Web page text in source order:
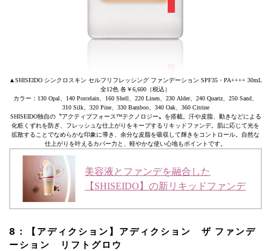
▲SHISEIDO シンクロスキン セルフリフレッシング ファンデーション SPF35・PA++++ 30mL
全12色 各￥6,600（税込）
カラー：130 Opal、140 Porcelain、160 Shell、220 Linen、230 Alder、240 Quartz、250 Sand、
310 Silk、320 Pine、330 Bamboo、340 Oak、360 Citrine
SHISEIDO独自の〝アクティブフォース™テクノロジー〟を搭載。汗や皮脂、動きなどによる
化粧くずれを防ぎ、フレッシュな仕上がりをキープするリキッドファンデ。肌に応じて光を
拡散することでなめらかな印象に導き、余分な皮脂を吸収して輝きをコントロール。自然な
仕上がりを叶えるカバー力と、軽やかな使い心地もポイントです。
美容液とファンデを融合した
【SHISEIDO】の新リキッドファンデ
8：【アディクション】アディクション ザ ファンデ
ーション リフトグロウ